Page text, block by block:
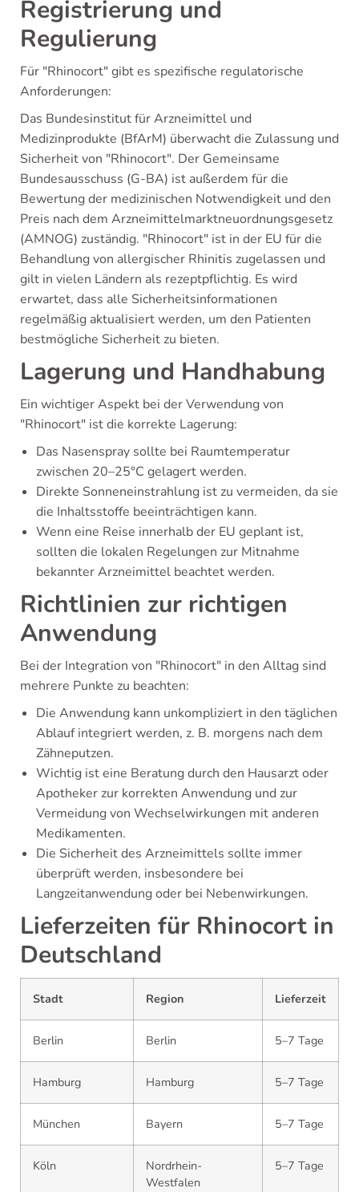
Registrierung und
Regulierung
Für "Rhinocort" gibt es spezifische regulatorische
Anforderungen:
Das Bundesinstitut für Arzneimittel und
Medizinprodukte (BfArM) überwacht die Zulassung und
Sicherheit von "Rhinocort". Der Gemeinsame
Bundesausschuss (G-BA) ist außerdem für die
Bewertung der medizinischen Notwendigkeit und den
Preis nach dem Arzneimittelmarktneuordnungsgesetz
(AMNOG) zuständig. "Rhinocort" ist in der EU für die
Behandlung von allergischer Rhinitis zugelassen und
gilt in vielen Ländern als rezeptpflichtig. Es wird
erwartet, dass alle Sicherheitsinformationen
regelmäßig aktualisiert werden, um den Patienten
bestmögliche Sicherheit zu bieten.
Lagerung und Handhabung
Ein wichtiger Aspekt bei der Verwendung von
"Rhinocort" ist die korrekte Lagerung:
Das Nasenspray sollte bei Raumtemperatur
zwischen 20–25°C gelagert werden.
Direkte Sonneneinstrahlung ist zu vermeiden, da sie
die Inhaltsstoffe beeinträchtigen kann.
Wenn eine Reise innerhalb der EU geplant ist,
sollten die lokalen Regelungen zur Mitnahme
bekannter Arzneimittel beachtet werden.
Richtlinien zur richtigen
Anwendung
Bei der Integration von "Rhinocort" in den Alltag sind
mehrere Punkte zu beachten:
Die Anwendung kann unkompliziert in den täglichen
Ablauf integriert werden, z. B. morgens nach dem
Zähneputzen.
Wichtig ist eine Beratung durch den Hausarzt oder
Apotheker zur korrekten Anwendung und zur
Vermeidung von Wechselwirkungen mit anderen
Medikamenten.
Die Sicherheit des Arzneimittels sollte immer
überprüft werden, insbesondere bei
Langzeitanwendung oder bei Nebenwirkungen.
Lieferzeiten für Rhinocort in
Deutschland
Stadt Region Lieferzeit
Berlin Berlin 5–7 Tage
Hamburg Hamburg 5–7 Tage
München Bayern 5–7 Tage
Köln
Nordrhein-
Westfalen
5–7 Tage